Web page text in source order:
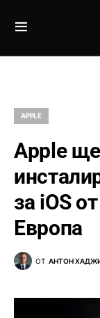
APPLE
Apple
за iOS
Европа
ОТ АНТОН